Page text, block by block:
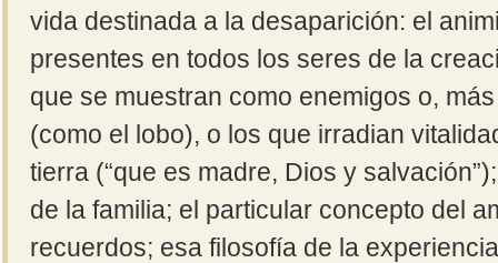
vida destinada a la desaparición: el
presentes en todos los seres de la
que se muestran como enemigos o,
(como el lobo), o los que irradian
tierra (“que es madre, Dios y
de la familia; el particular concepto del
recuerdos; esa filosofía de la